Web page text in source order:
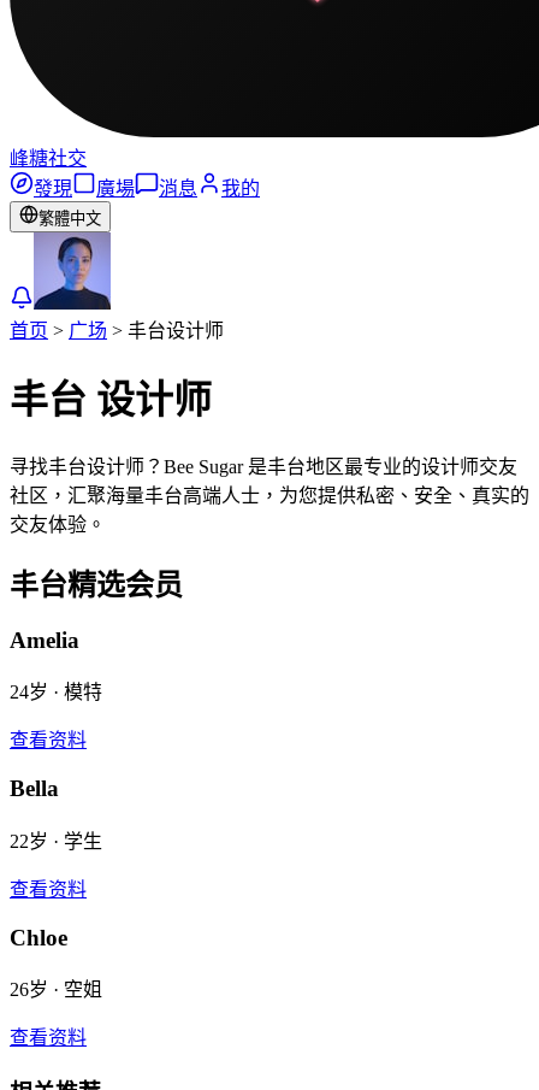
峰糖社交
發現
廣場 消息 我的
繁體中文
首页 > 广场 > 丰台设计师
丰台 设计师
寻找丰台设计师？Bee Sugar 是丰台地区最专业的设计师交友
社区，汇聚海量丰台高端人士，为您提供私密、安全、真实的
交友体验。
丰台精选会员
Amelia
24岁 · 模特
查看资料
Bella
22岁 · 学生
查看资料
Chloe
26岁 · 空姐
查看资料